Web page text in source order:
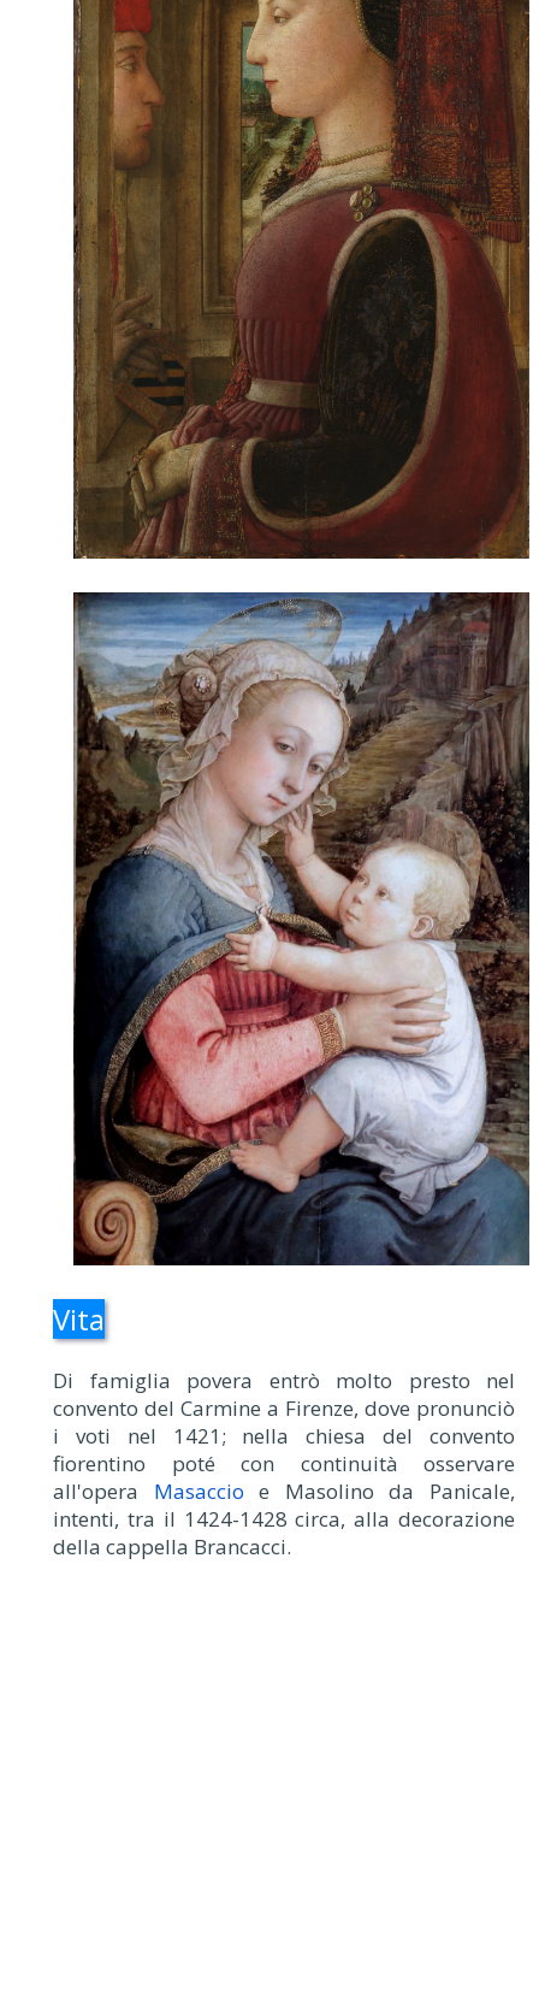
Vita
Di famiglia povera entrò molto presto nel
convento del Carmine a Firenze, dove pronunciò
i voti nel 1421; nella chiesa del convento
fiorentino poté con continuità osservare
all'opera Masaccio e Masolino da Panicale,
intenti, tra il 1424-1428 circa, alla decorazione
della cappella Brancacci.